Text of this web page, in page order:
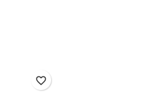
favorite_border